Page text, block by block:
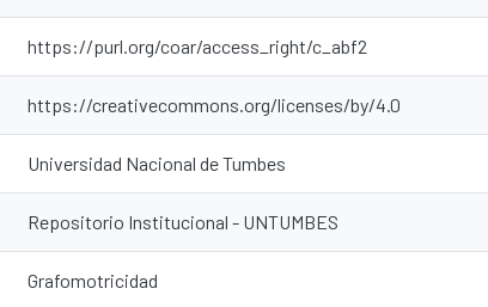
https://purl.org/coar/access_right/c_abf2
https://creativecommons.org/licenses/by/4.0
Universidad Nacional de Tumbes
Repositorio Institucional - UNTUMBES
Grafomotricidad